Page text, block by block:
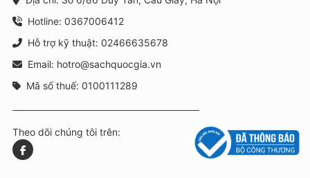
Hotline: 0367006412
Hỗ trợ kỹ thuật: 02466635678
Email: hotro@sachquocgia.vn
Mã số thuế: 0100111289
Theo dõi chúng tôi trên: